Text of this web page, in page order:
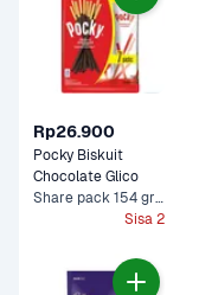
Rp26.900
Pocky Biskuit
Share pack 154 gram
Sisa 2